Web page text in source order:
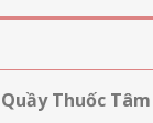
Quầy Thuốc